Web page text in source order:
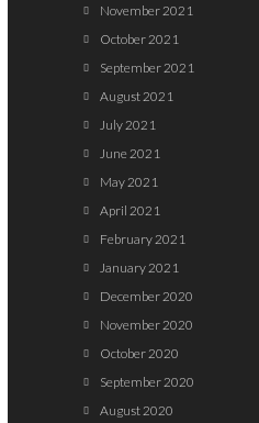
November 2021
October 2021
September 2021
August 2021
July 2021
June 2021
May 2021
April 2021
February 2021
January 2021
December 2020
November 2020
October 2020
September 2020
August 2020